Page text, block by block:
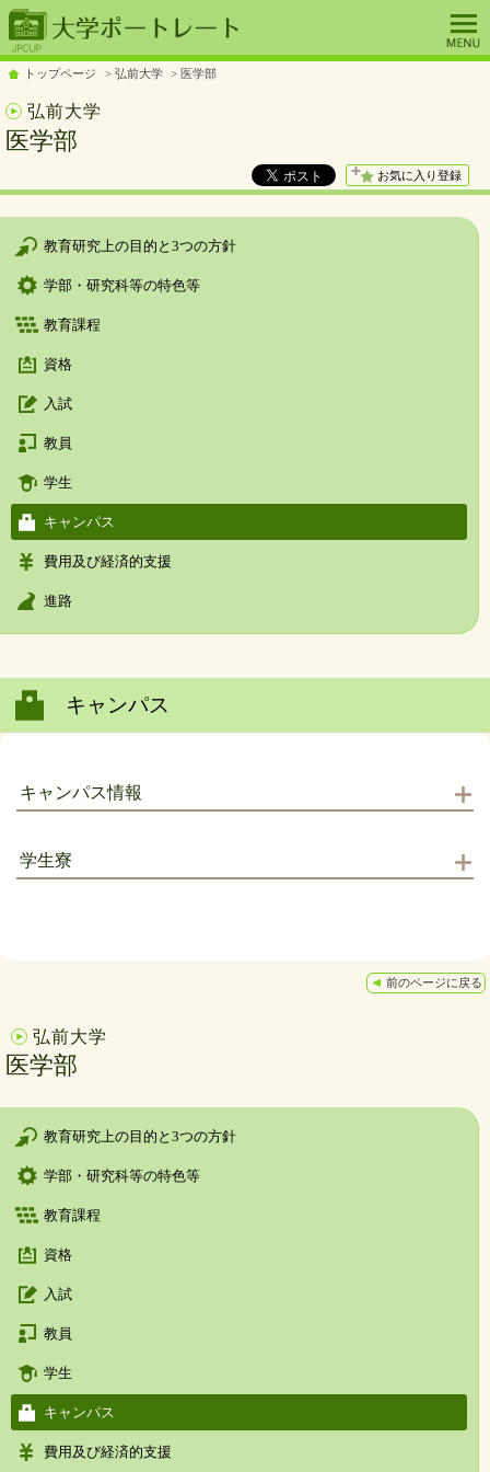
トップページ 弘前大学 医学部
弘前大学
医学部
お気に入り登録
教育研究上の目的と3つの方針
学部・研究科等の特色等
教育課程
資格
入試
教員
学生
キャンパス
費用及び経済的支援
進路
キャンパス
キャンパス情報
学生寮
前のページに戻る
弘前大学
医学部
教育研究上の目的と3つの方針
学部・研究科等の特色等
教育課程
資格
入試
教員
学生
キャンパス
費用及び経済的支援